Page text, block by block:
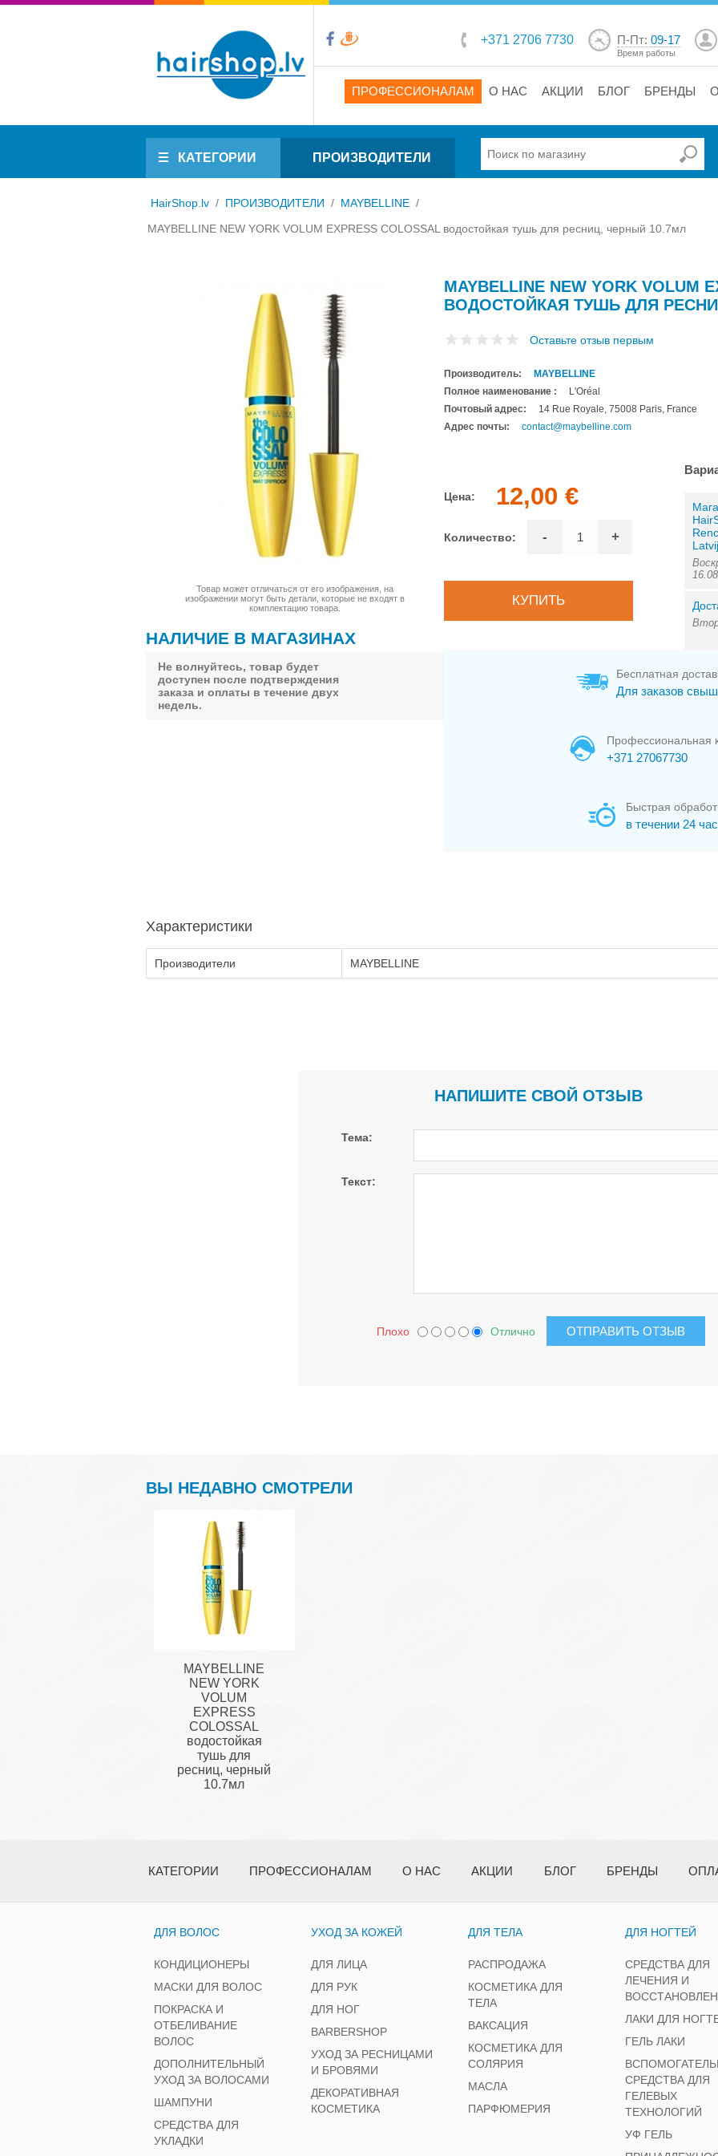
+371 2706 7730 П-Пт: 09-17
Время работы
ПРОФЕССИОНАЛАМ О НАС АКЦИИ БЛОГ БРЕНДЫ
КАТЕГОРИИ ПРОИЗВОДИТЕЛИ
HairShop.lv / ПРОИЗВОДИТЕЛИ / MAYBELLINE /
MAYBELLINE NEW YORK VOLUM EXPRESS COLOSSAL водостойкая тушь для ресниц, черный 10.7мл
Товар может отличаться от его изображения, на
изображении могут быть детали, которые не входят в
комплектацию товара.
MAYBELLINE NEW YORK VOLUM
ВОДОСТОЙКАЯ ТУШЬ ДЛЯ
Оставьте отзыв первым
Производитель:
MAYBELLINE
Полное наименование :
L'Oréal
Почтовый адрес:
14 Rue Royale, 75008 Paris, France
Адрес почты:
contact@maybelline.com
Цена: 12,00 €
Количество: - +
Бесплатная
Для заказов
Профессиональная
+371 27067730
Быстрая
в течении 24
НАЛИЧИЕ В МАГАЗИНАХ
Не волнуйтесь, товар будет
доступен после подтверждения
заказа и оплаты в течение двух
недель.
Характеристики
Производители MAYBELLINE
НАПИШИТЕ СВОЙ ОТЗЫВ
Тема:
Текст:
Плохо Отлично
ВЫ НЕДАВНО СМОТРЕЛИ
MAYBELLINE
NEW YORK
VOLUM
EXPRESS
COLOSSAL
водостойкая
тушь для
ресниц, черный
10.7мл
КАТЕГОРИИ ПРОФЕССИОНАЛАМ О НАС АКЦИИ БЛОГ БРЕНДЫ
ДЛЯ ВОЛОС
КОНДИЦИОНЕРЫ
МАСКИ ДЛЯ ВОЛОС
ПОКРАСКА И
ОТБЕЛИВАНИЕ
ВОЛОС
ДОПОЛНИТЕЛЬНЫЙ
УХОД ЗА ВОЛОСАМИ
ШАМПУНИ
СРЕДСТВА ДЛЯ
УКЛАДКИ
УХОД ЗА КОЖЕЙ
ДЛЯ ЛИЦА
ДЛЯ РУК
ДЛЯ НОГ
BARBERSHOP
УХОД ЗА РЕСНИЦАМИ
И БРОВЯМИ
ДЕКОРАТИВНАЯ
КОСМЕТИКА
ДЛЯ ТЕЛА
РАСПРОДАЖА
КОСМЕТИКА ДЛЯ
ТЕЛА
ВАКСАЦИЯ
КОСМЕТИКА ДЛЯ
СОЛЯРИЯ
МАСЛА
ПАРФЮМЕРИЯ
ДЛЯ НОГТЕЙ
СРЕДСТВА ДЛЯ
ЛЕЧЕНИЯ И
ЛАКИ ДЛЯ
ГЕЛЬ ЛАКИ
СРЕДСТВА ДЛЯ
ГЕЛЕВЫХ
ТЕХНОЛОГИЙ
УФ ГЕЛЬ